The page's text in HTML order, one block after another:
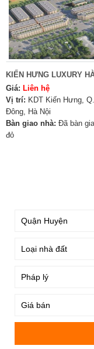
KIẾN HƯNG LUXURY
Giá: Liên hệ
Vị trí: KDT Kiến Hưng,
Đông, Hà Nội
Bàn giao nhà: Đã bàn
đỏ